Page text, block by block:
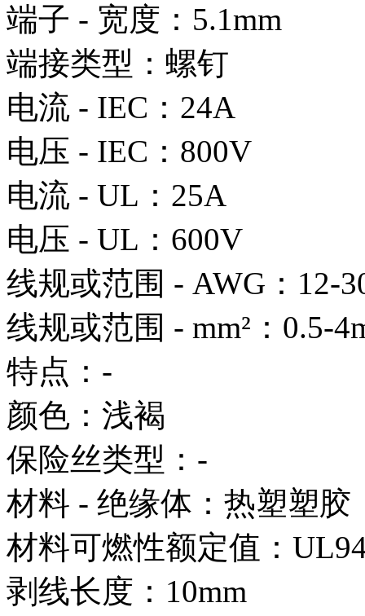
端子 - 宽度：5.1mm
端接类型：螺钉
电流 - IEC：24A
电压 - IEC：800V
电流 - UL：25A
电压 - UL：600V
线规或范围 - AWG：12-
线规或范围 - mm²：0.5-
特点：-
颜色：浅褐
保险丝类型：-
材料 - 绝缘体：热塑塑胶
材料可燃性额定值：
剥线长度：10mm